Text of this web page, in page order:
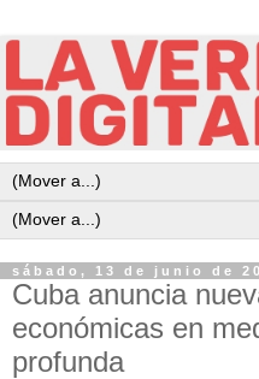
sábado, 13 de junio de
Cuba anuncia
económicas en
profunda